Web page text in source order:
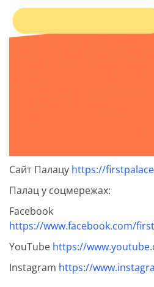
Сайт Палацу https://
Палац у соцмережах:
Facebook
https://www.facebook.com/
YouTube https://
Instagram https://